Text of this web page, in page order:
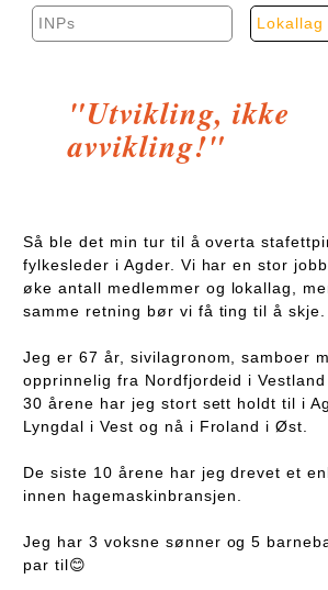
INPs Lokallag
"Utvikling, ikke
avvikling!"
Så ble det min tur til å overta
fylkesleder i Agder. Vi har en stor
øke antall medlemmer og lokallag,
samme retning bør vi få ting til å skje.
Jeg er 67 år, sivilagronom, samboer
opprinnelig fra Nordfjordeid i
30 årene har jeg stort sett holdt til i
Lyngdal i Vest og nå i Froland i Øst.
De siste 10 årene har jeg drevet et
innen hagemaskinbransjen.
Jeg har 3 voksne sønner og 5
par til😊